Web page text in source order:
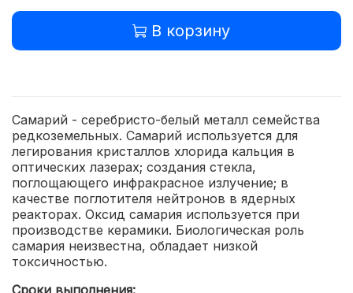
В корзину
Самарий - серебристо-белый металл семейства
редкоземельных. Самарий используется для
легирования кристаллов хлорида кальция в
оптических лазерах; создания стекла,
поглощающего инфракрасное излучение; в
качестве поглотителя нейтронов в ядерных
реакторах. Оксид самария используется при
производстве керамики. Биологическая роль
самария неизвестна, обладает низкой
токсичностью.
Сроки выполнения: